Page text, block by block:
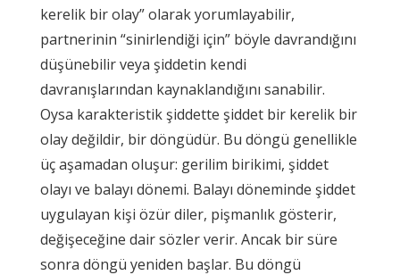
kerelik bir olay” olarak yorumlayabilir,
partnerinin “sinirlendiği için” böyle davrandığını
düşünebilir veya şiddetin kendi
davranışlarından kaynaklandığını sanabilir.
Oysa karakteristik şiddette şiddet bir kerelik bir
olay değildir, bir döngüdür. Bu döngü genellikle
üç aşamadan oluşur: gerilim birikimi, şiddet
olayı ve balayı dönemi. Balayı döneminde şiddet
uygulayan kişi özür diler, pişmanlık gösterir,
değişeceğine dair sözler verir. Ancak bir süre
sonra döngü yeniden başlar. Bu döngü